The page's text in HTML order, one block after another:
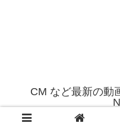
CM など最新の動
© 2012 CM など最新の動